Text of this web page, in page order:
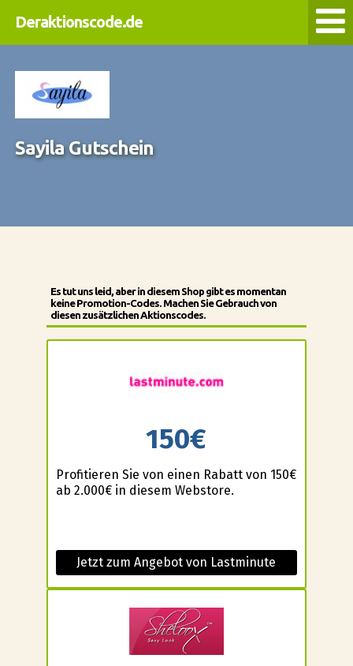
Deraktionscode.de
Sayila Gutschein
Es tut uns leid, aber in diesem Shop gibt es momentan
keine Promotion-Codes. Machen Sie Gebrauch von
diesen zusätzlichen Aktionscodes.
150€
Profitieren Sie von einen Rabatt von 150€
ab 2.000€ in diesem Webstore.
Jetzt zum Angebot von Lastminute